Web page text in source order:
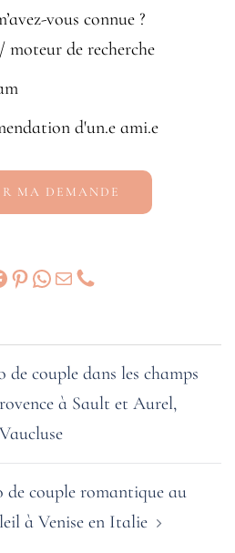
vous connue ?
moteur de recherche
d'un.e ami.e
Pinterest
WhatsApp
E-mailPhone
de couple dans les champs
à Sault et Aurel,
Vaucluse
de couple romantique au
à Venise en Italie